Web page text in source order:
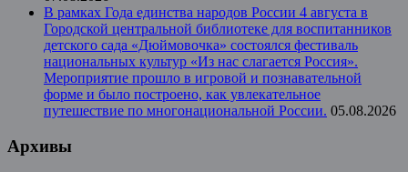
В рамках Года единства народов России 4 августа в
Городской центральной библиотеке для воспитанников
детского сада «Дюймовочка» состоялся фестиваль
национальных культур «Из нас слагается Россия».
Мероприятие прошло в игровой и познавательной
форме и было построено, как увлекательное
путешествие по многонациональной России. 05.08.2026
Архивы